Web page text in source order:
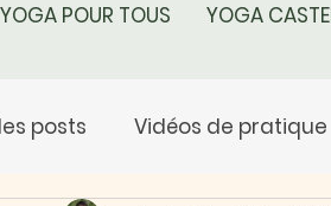
YOGA POUR TOUS YOGA
posts Vidéos de pratique